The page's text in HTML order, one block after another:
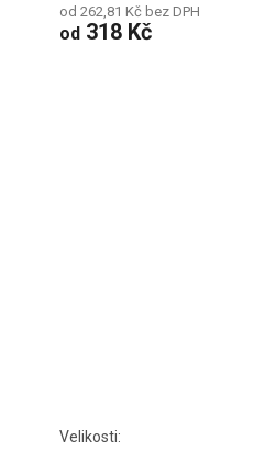
od 262,81 Kč bez DPH
od 318 Kč